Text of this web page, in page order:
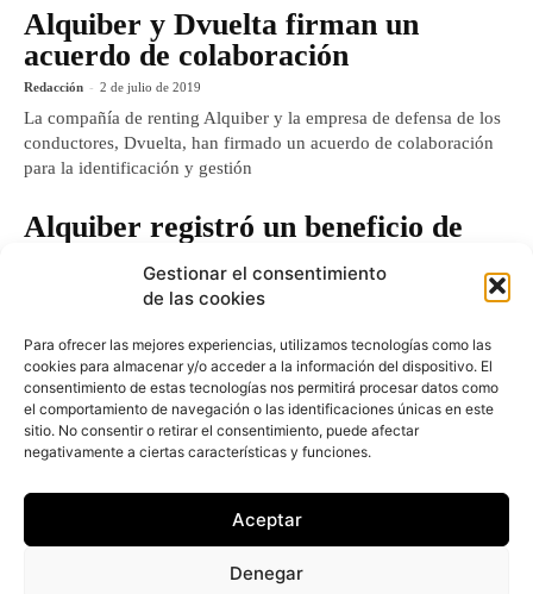
Gestionar el consentimiento
de las cookies
Para ofrecer las mejores experiencias, utilizamos tecnologías como las
cookies para almacenar y/o acceder a la información del dispositivo. El
consentimiento de estas tecnologías nos permitirá procesar datos como
el comportamiento de navegación o las identificaciones únicas en este
sitio. No consentir o retirar el consentimiento, puede afectar
negativamente a ciertas características y funciones.
Aceptar
Denegar
Alquiber y Dvuelta firman un
acuerdo de colaboración
Redacción - 2 de julio de 2019
La compañía de renting Alquiber y la empresa de defensa de los
conductores, Dvuelta, han firmado un acuerdo de colaboración
para la identificación y gestión
Alquiber registró un beneficio de
2,4 millones de euros en 2018, un
4,3% más
La empresa de alquiler de vehículos Alquiber obtuvo un
beneficio después de impuestos de 2,48 millones de euros el
ejercicio pasado, lo que representó un
El renting da el salto al Secundario:
Alquiber debuta en el MAB el día 11
de la familia Acebes con más de un 70% del capital dude la